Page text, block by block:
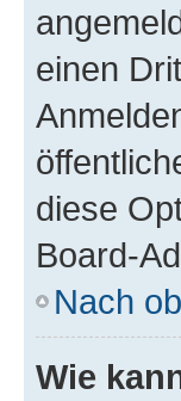
einen
diese
Board-
Nach
Wie